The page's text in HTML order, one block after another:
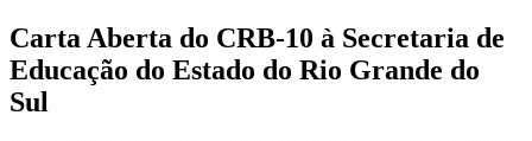
Carta Aberta do CRB-10 à Secretaria de
Educação do Estado do Rio Grande do
Sul